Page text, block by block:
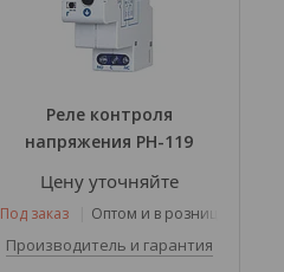
Реле контроля
напряжения РН-119
Цену уточняйте
Под заказ Оптом и в розницу
Производитель и гарантия